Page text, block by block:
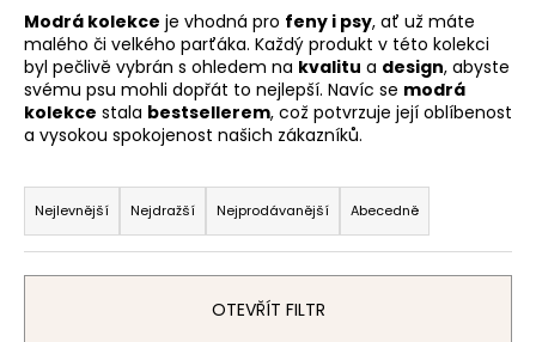
Modrá kolekce je vhodná pro feny i psy, ať už máte
malého či velkého parťáka. Každý produkt v této kolekci
byl pečlivě vybrán s ohledem na kvalitu a design, abyste
svému psu mohli dopřát to nejlepší. Navíc se modrá
kolekce stala bestsellerem, což potvrzuje její oblíbenost
a vysokou spokojenost našich zákazníků.
Ř
a
z
e
Nejlevnější Nejdražší Nejprodávanější Abecedně
OTEVŘÍT FILTR
HLEDAT
D
o
p
o